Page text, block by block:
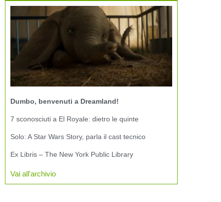
Dumbo, benvenuti a Dreamland!
7 sconosciuti a El Royale: dietro le quinte
Solo: A Star Wars Story, parla il cast tecnico
Ex Libris – The New York Public Library
Vai all'archivio